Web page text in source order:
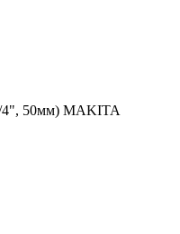
4", 50мм) MAKITA